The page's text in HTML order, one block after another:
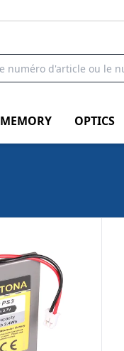
MEMORY OPTICS